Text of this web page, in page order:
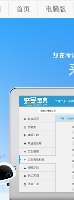
首页 电脑版